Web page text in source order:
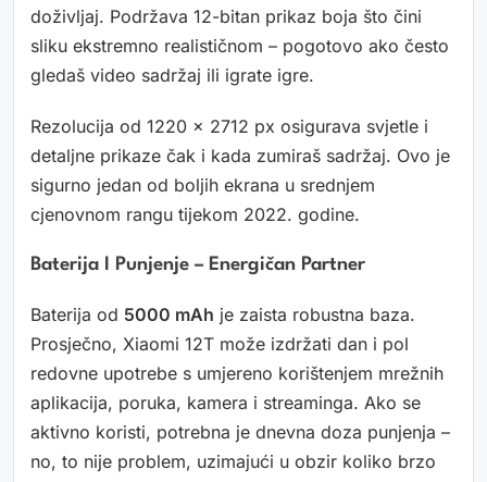
doživljaj. Podržava 12-bitan prikaz boja što čini
sliku ekstremno realističnom – pogotovo ako često
gledaš video sadržaj ili igrate igre.
Rezolucija od 1220 x 2712 px osigurava svjetle i
detaljne prikaze čak i kada zumiraš sadržaj. Ovo je
sigurno jedan od boljih ekrana u srednjem
cjenovnom rangu tijekom 2022. godine.
Baterija I Punjenje – Energičan Partner
Baterija od 5000 mAh je zaista robustna baza.
Prosječno, Xiaomi 12T može izdržati dan i pol
redovne upotrebe s umjereno korištenjem mrežnih
aplikacija, poruka, kamera i streaminga. Ako se
aktivno koristi, potrebna je dnevna doza punjenja –
no, to nije problem, uzimajući u obzir koliko brzo